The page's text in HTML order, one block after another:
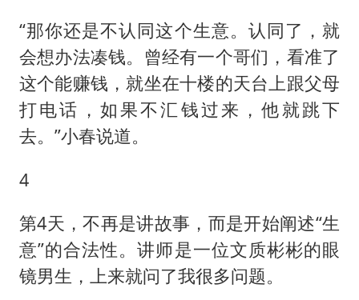
“那你还是不认同这个生意。认同了，就
会想办法凑钱。曾经有一个哥们，看准了
这个能赚钱，就坐在十楼的天台上跟父母
打电话，如果不汇钱过来，他就跳下
去。”小春说道。
4
第4天，不再是讲故事，而是开始阐述“生
意”的合法性。讲师是一位文质彬彬的眼
镜男生，上来就问了我很多问题。